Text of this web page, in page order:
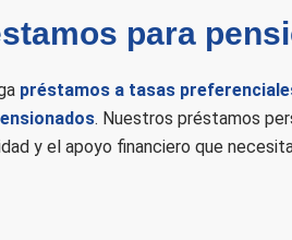
para
préstamos a tasas
. Nuestros préstamos
y el apoyo financiero que